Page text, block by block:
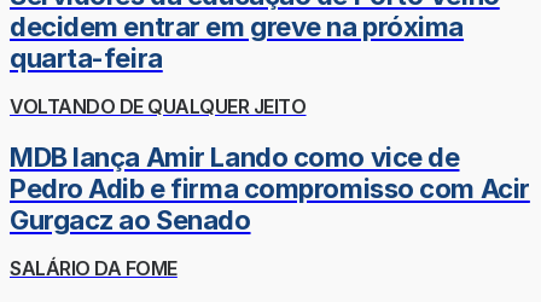
decidem entrar em greve na próxima
quarta-feira
VOLTANDO DE QUALQUER JEITO
MDB lança Amir Lando como vice de
Pedro Adib e firma compromisso com Acir
Gurgacz ao Senado
SALÁRIO DA FOME